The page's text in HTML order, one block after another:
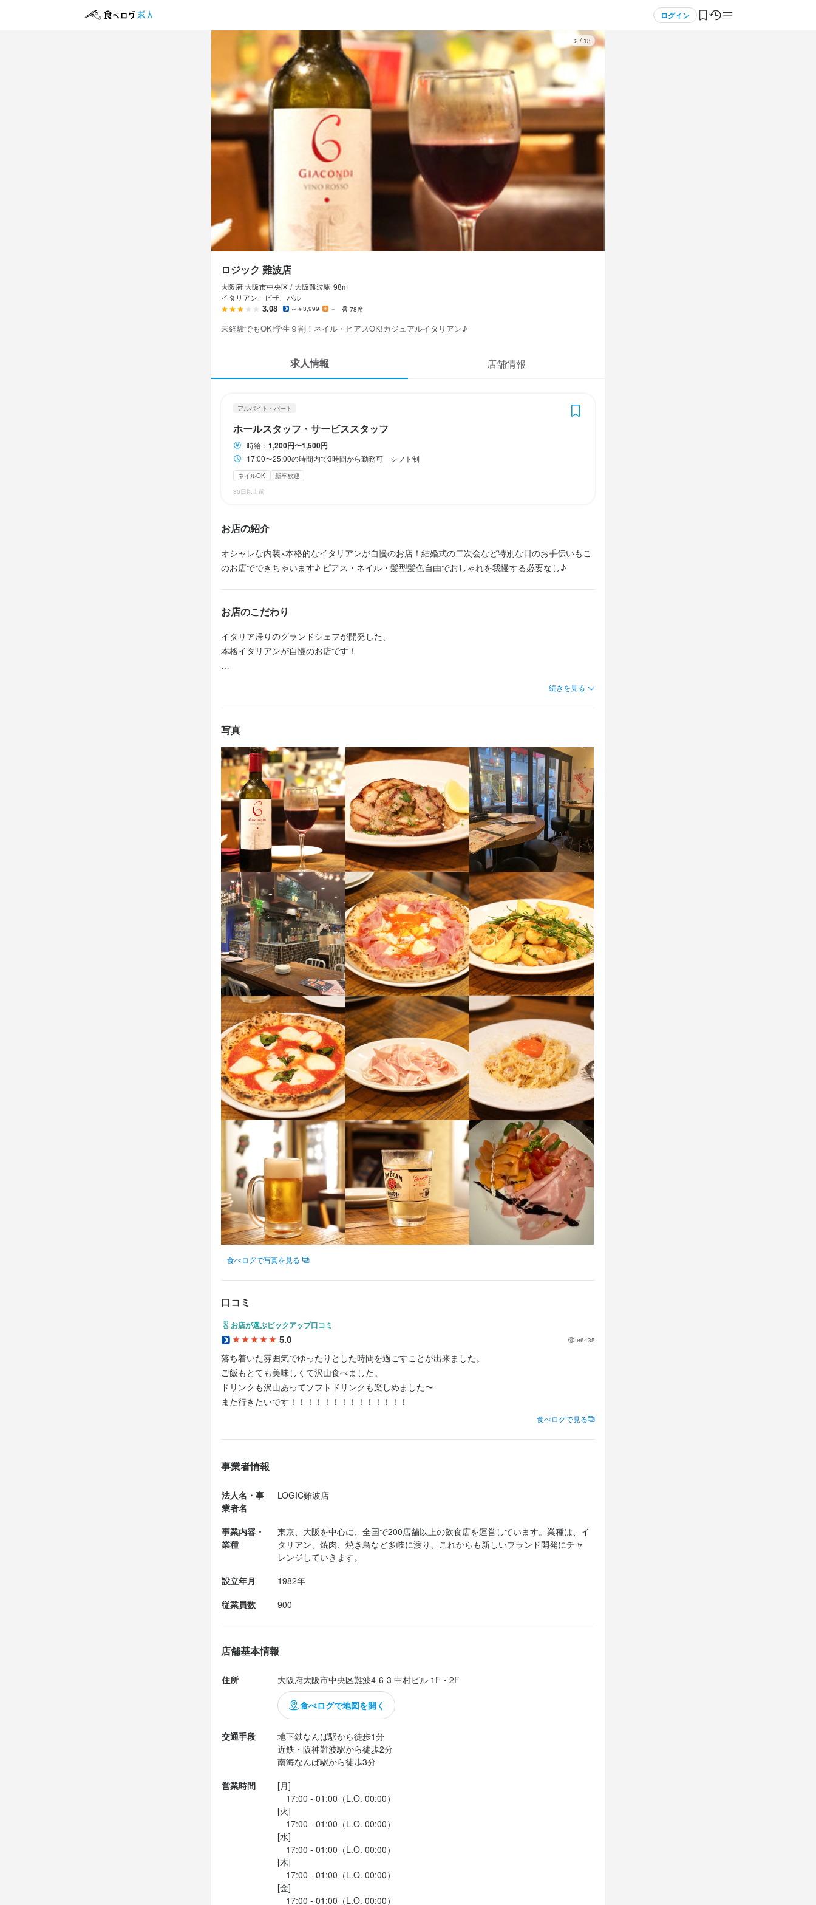
ログイン
3 / 13
ロジック 難波店
大阪府 大阪市中央区 / 大阪難波駅 98m
イタリアン、ピザ、バル
3.08 ～￥3,999 － 78席
未経験でもOK!学生９割！ネイル・ピアスOK!カジュアルイタリアン♪
求人情報 店舗情報
アルバイト・パート
ホールスタッフ・サービススタッフ
時給： 1,200円〜1,500円
17:00〜25:00の時間内で3時間から勤務可 シフト制
ネイルOK
新卒歓迎
30日以上前
お店の紹介
オシャレな内装×本格的なイタリアンが自慢のお店！結婚式の二次会など特別な日のお手伝いもこ
のお店でできちゃいます♪ ピアス・ネイル・髪型髪色自由でおしゃれを我慢する必要なし♪
お店のこだわり
イタリア帰りのグランドシェフが開発した、
本格イタリアンが自慢のお店です！
レジ対応
食事の配膳
テーブルの拭き上げ
┗テイクアウト・デリバリーの受け渡し…など
本場ナポリピッツァが人気です！
オススメしたり、料理の説明をしたり、
お客さまとの会話を楽しんでください！
イタリア帰りのシェフがいるお店なので
お料理のメニューやレシピなど
とっても勉強になりますよ！
■キッチン
調理補助
盛り付け
食器洗いなど・・・
続きを見る
写真
食べログで写真を見る
口コミ
お店が選ぶピックアップ口コミ
5.0 fe6435
落ち着いた雰囲気でゆったりとした時間を過ごすことが出来ました。
ご飯もとても美味しくて沢山食べました。
ドリンクも沢山あってソフトドリンクも楽しめました〜
また行きたいです！！！！！！！！！！！！！！
食べログで見る
事業者情報
法人名・事
業者名
LOGIC難波店
事業内容・
業種
東京、大阪を中心に、全国で200店舗以上の飲食店を運営しています。業種は、イ
タリアン、焼肉、焼き鳥など多岐に渡り、これからも新しいブランド開発にチャ
レンジしていきます。
設立年月
1982年
従業員数
900
店舗基本情報
住所 大阪府大阪市中央区難波4-6-3 中村ビル 1F・2F
食べログで地図を開く
交通手段
地下鉄なんば駅から徒歩1分
近鉄・阪神難波駅から徒歩2分
南海なんば駅から徒歩3分
営業時間
[月]
17:00 - 01:00（L.O. 00:00）
[火]
17:00 - 01:00（L.O. 00:00）
[水]
17:00 - 01:00（L.O. 00:00）
[木]
17:00 - 01:00（L.O. 00:00）
[金]
17:00 - 01:00（L.O. 00:00）
求人を選択する
バイト ホールスタッフ
求人を選択する
正社員 ホールスタッフ
ホールスタッフ 時給：1,200円〜1,500円
バイト 調理師・調理スタッフ 時給：1,200円〜1,500円
求人を選択する
正社員 調理師・調理スタッフ
店長候補 月給：35万円〜60万円
求人を選択する
正社員 店長候補
ホールスタッフ 時給：1,200円〜
アルバイト・パート ロジック 難波店
ホールスタッフ・サービススタッフ
ホールスタッフ・サービススタッフ
1,200円〜1,500円
昇給あり 交通費支給 日払いOK
勤務時間
17:00〜25:00の時間内で3時間から勤務可　シフト制
終電考慮あり 長期勤務歓迎 週2日からOK 自由シフト制(毎回、時間・曜日を選べる)
休日・休暇
２週間ごとのシフト制
待遇
交通費全額支給
ユニフォーム貸与
まかない・食事補助あり 社会保険完備 制服貸与 髪型自由
特徴
学歴不問 未経験者歓迎
仕事内容
イタリア帰りのグランドシェフが開発した、
本格イタリアンが自慢のお店です！
オーダー受け
レジ対応
食事の配膳
本場ナポリピッツァが人気です！
お客さまとの会話を楽しんでください！
イタリア帰りのシェフがいるお店なので
お料理のメニューやレシピなど
とっても勉強になりますよ！
■キッチン
調理補助
盛り付け
食器洗いなど・・・
店名
ロジック 難波店
勤務地
大阪府大阪市中央区難波4-6-3 中村ビル 1F・2F
連絡先
06-6630-9055
法人名・事業者名
LOGIC難波店
最終更新日2024/03/12